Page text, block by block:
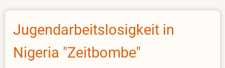
Größe
Jugendarbeitslosigkeit in
Nigeria "Zeitbombe"